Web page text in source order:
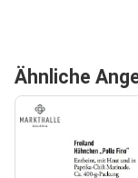
Ähnliche